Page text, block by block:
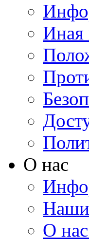
Иная
О нас
Наши
О